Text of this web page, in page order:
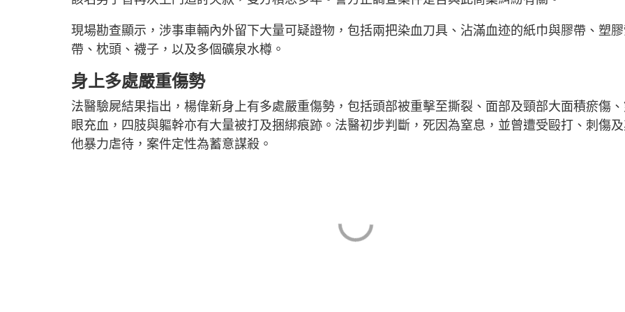
現場勘查顯示，涉事車輛內外留下大量可疑證物，包括兩把染血刀具、沾滿血迹的紙巾與膠帶、塑
帶、枕頭、襪子，以及多個礦泉水樽。
身上多處嚴重傷勢
法醫驗屍結果指出，楊偉新身上有多處嚴重傷勢，包括頭部被重擊至撕裂、面部及頸部大面積瘀傷
眼充血，四肢與軀幹亦有大量被打及捆綁痕跡。法醫初步判斷，死因為窒息，並曾遭受毆打、刺傷
他暴力虐待，案件定性為蓄意謀殺。